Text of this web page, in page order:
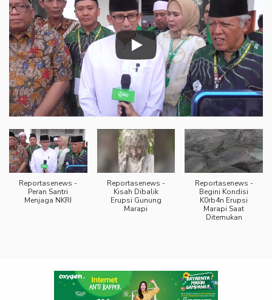
Reportasenews -
Peran Santri
Menjaga NKRI
Reportasenews -
Kisah Dibalik
Erupsi Gunung
Marapi
Reportasenews -
Begini Kondisi
K0rb4n Erupsi
Marapi Saat
Ditemukan